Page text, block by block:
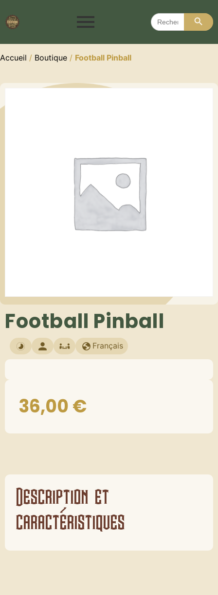
Search
for:
Search
Accueil / Boutique / Football Pinball
Football Pinball
Français
36,00€
Description et
caractéristiques